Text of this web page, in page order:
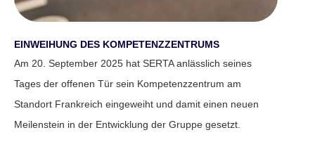
EINWEIHUNG DES KOMPETENZZENTRUMS
Am 20. September 2025 hat SERTA anlässlich seines
Tages der offenen Tür sein Kompetenzzentrum am
Standort Frankreich eingeweiht und damit einen neuen
Meilenstein in der Entwicklung der Gruppe gesetzt.